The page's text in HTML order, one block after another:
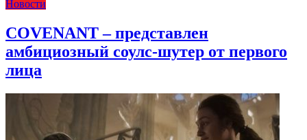
Новости
COVENANT – представлен
амбициозный соулс-шутер от первого
лица